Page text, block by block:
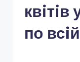
квiтiв
по